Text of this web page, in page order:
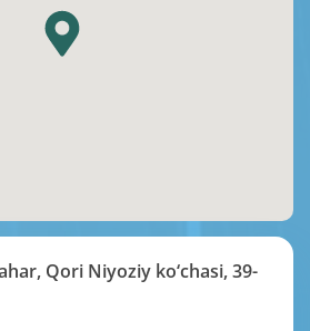
Qori Niyoziy ko‘chasi, 39-